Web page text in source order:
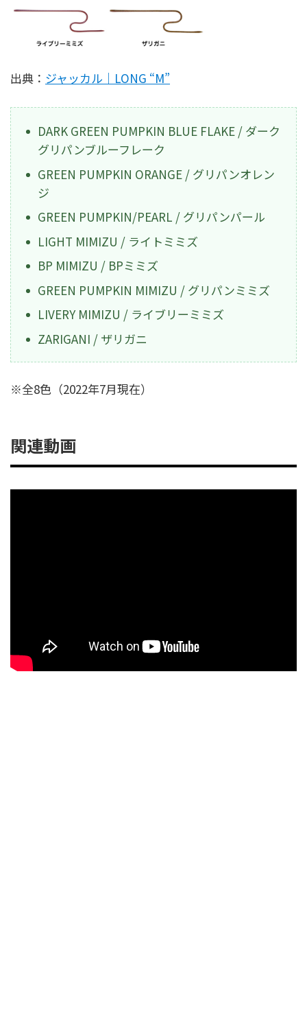
出典： ジャッカル｜LONG “M”
DARK GREEN PUMPKIN BLUE FLAKE / ダーク
グリパンブルーフレーク
GREEN PUMPKIN ORANGE / グリパンオレン
ジ
GREEN PUMPKIN/PEARL / グリパンパール
LIGHT MIMIZU / ライトミミズ
BP MIMIZU / BPミミズ
GREEN PUMPKIN MIMIZU / グリパンミミズ
LIVERY MIMIZU / ライブリーミミズ
ZARIGANI / ザリガニ
※全8色（2022年7月現在）
関連動画